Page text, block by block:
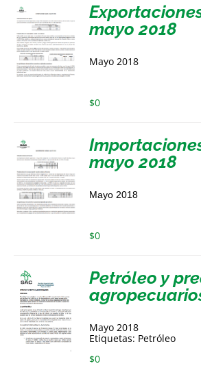
mayo 2018
Mayo 2018
$0
mayo 2018
Mayo 2018
$0
Petróleo y
Mayo 2018
Etiquetas: Petróleo
$0